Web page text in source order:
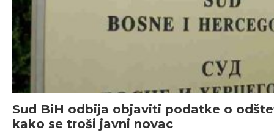
Sud BiH odbija objaviti podatke o
kako se troši javni novac